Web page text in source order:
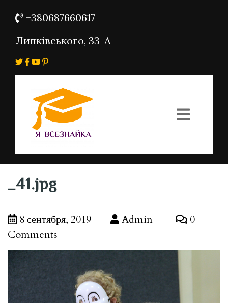
+380687660617
Липківського, 33-А
_41.jpg
8 сентября, 2019 Admin
0
Comments